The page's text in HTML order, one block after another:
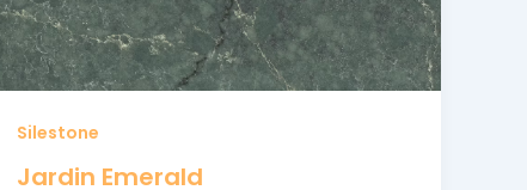
Silestone
Jardin Emerald